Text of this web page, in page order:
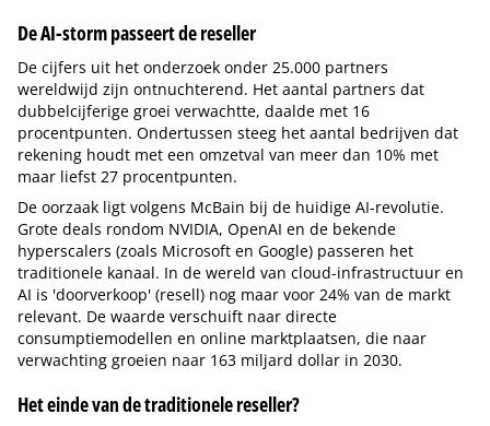
De AI-storm passeert de reseller
De cijfers uit het onderzoek onder 25.000 partners
wereldwijd zijn ontnuchterend. Het aantal partners dat
dubbelcijferige groei verwachtte, daalde met 16
procentpunten. Ondertussen steeg het aantal bedrijven dat
rekening houdt met een omzetval van meer dan 10% met
maar liefst 27 procentpunten.
De oorzaak ligt volgens McBain bij de huidige AI-revolutie.
Grote deals rondom NVIDIA, OpenAI en de bekende
hyperscalers (zoals Microsoft en Google) passeren het
traditionele kanaal. In de wereld van cloud-infrastructuur en
AI is 'doorverkoop' (resell) nog maar voor 24% van de markt
relevant. De waarde verschuift naar directe
consumptiemodellen en online marktplaatsen, die naar
verwachting groeien naar 163 miljard dollar in 2030.
Het einde van de traditionele reseller?